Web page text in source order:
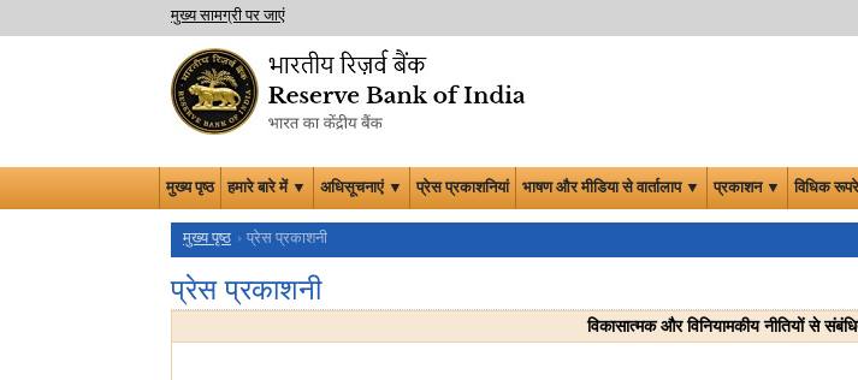
मुख्य सामग्री पर जाएं
मुख्य पृष्ठ हमारे बारे में ▼ अधिसूचनाएं ▼ प्रेस प्रकाशनियां भाषण और मीडिया से वार्तालाप ▼ प्रकाशन ▼ विधिक
मुख्य पृष्ठ प्रेस प्रकाशनी
प्रेस प्रकाशनी
विकासात्मक और विनियामकीय नीतियों से